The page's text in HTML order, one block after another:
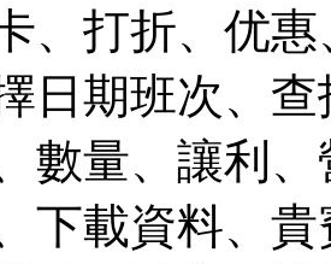
、打折、优
日期班次、
數量、讓利
下載資料、